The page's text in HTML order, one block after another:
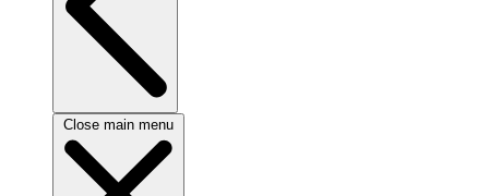
Close main menu